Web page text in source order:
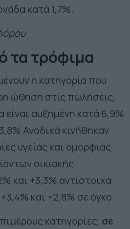
κατά 1,7%.
τα τρόφιμα
η κατηγορία που
ώθηση στις πωλήσεις,
είναι αυξημένη κατά 6,9%
Ανοδικά κινήθηκαν
υγείας και ομορφιάς
οικιακής
και +3,3% αντίστοιχα
και +2,8% σε όγκο.
κατηγορίες, σε